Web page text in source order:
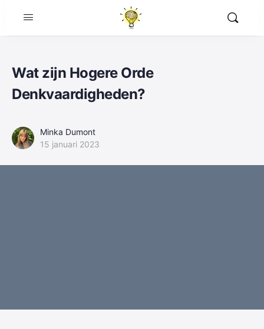
Wat zijn Hogere Orde
Denkvaardigheden?
Minka Dumont
15 januari 2023